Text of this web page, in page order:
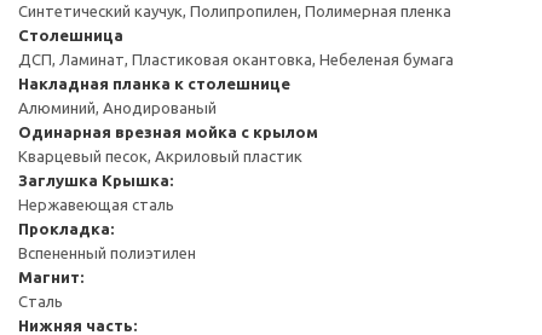
Синтетический каучук, Полипропилен, Полимерная пленка
Столешница
ДСП, Ламинат, Пластиковая окантовка, Небеленая бумага
Накладная планка к столешнице
Алюминий, Анодированый
Одинарная врезная мойка с крылом
Кварцевый песок, Акриловый пластик
Заглушка Крышка:
Нержавеющая сталь
Прокладка:
Вспененный полиэтилен
Магнит:
Сталь
Нижняя часть: